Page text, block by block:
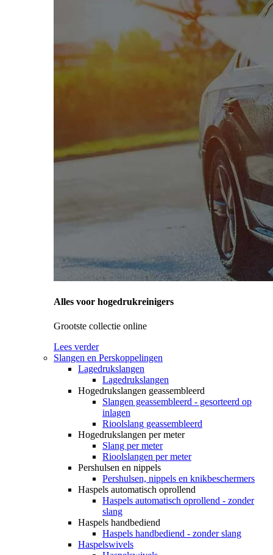
Alles voor hogedrukreinigers
Grootste collectie online
Lees verder
Slangen en Perskoppelingen
Lagedrukslangen
Lagedrukslangen
Hogedrukslangen geassembleerd
Slangen geassembleerd - gesorteerd op
inlagen
Rioolslang geassembleerd
Hogedrukslangen per meter
Slang per meter
Rioolslangen per meter
Pershulsen en nippels
Pershulsen, nippels en knikbeschermers
Haspels automatisch oprollend
Haspels automatisch oprollend - zonder
slang
Haspels handbediend
Haspels handbediend - zonder slang
Haspelswivels